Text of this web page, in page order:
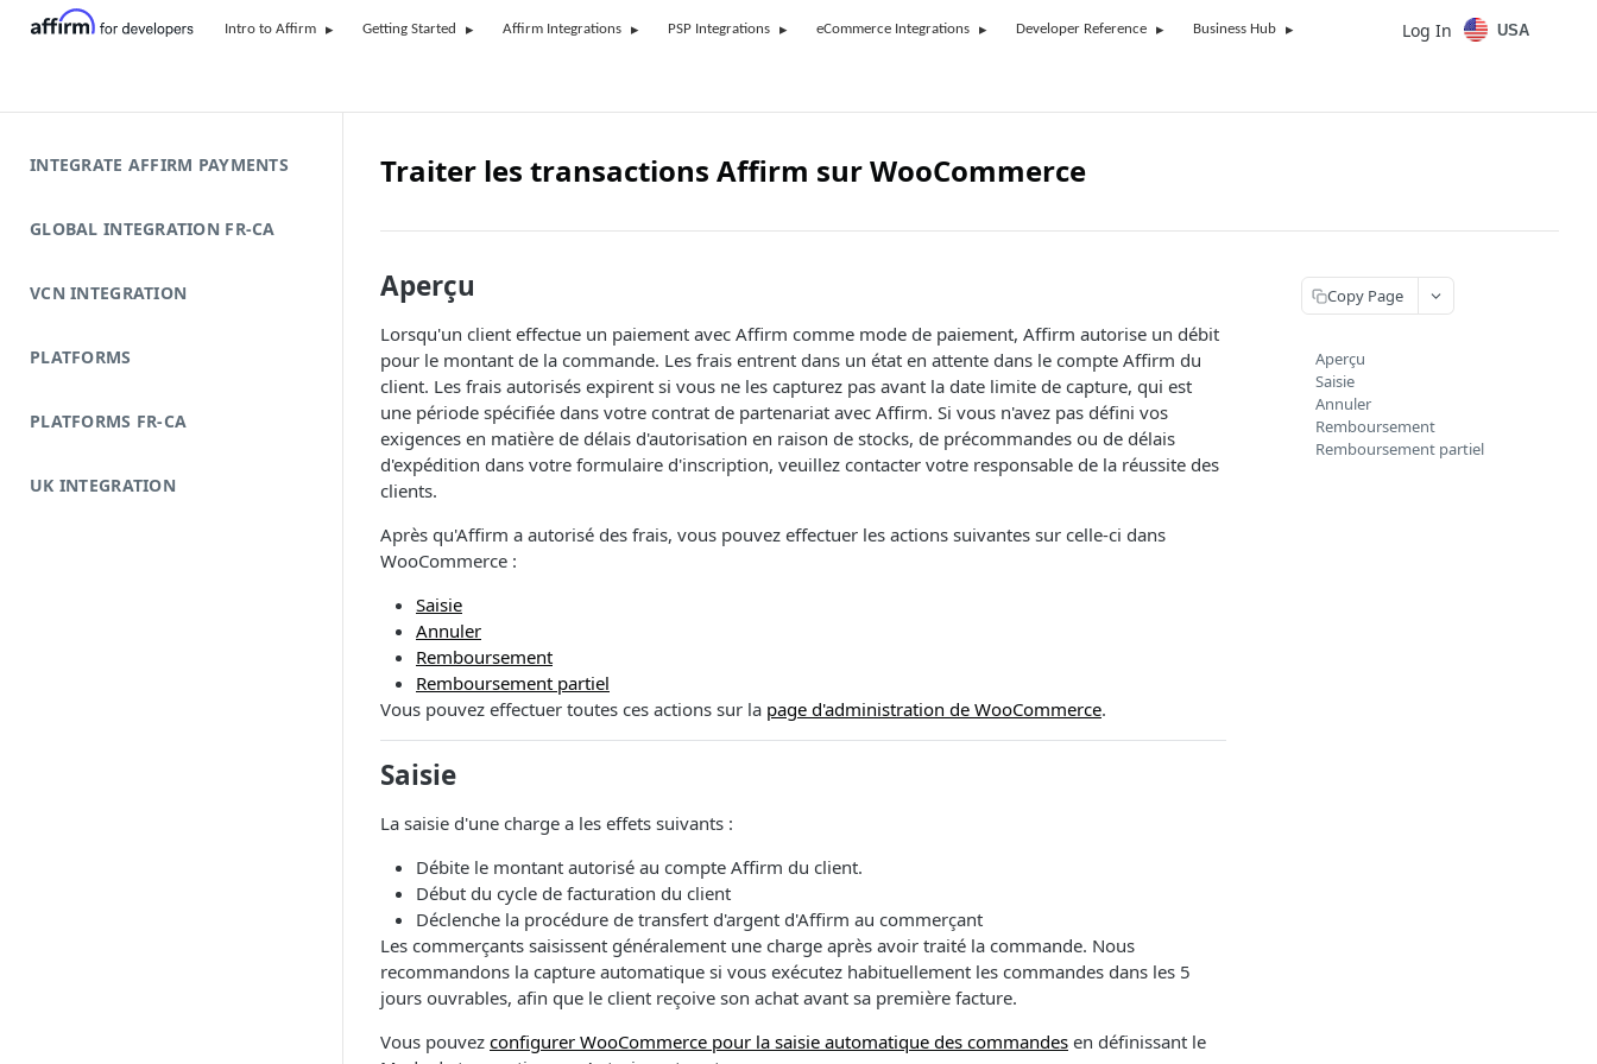
Intro to Affirm Getting Started Affirm Integrations PSP Integrations eCommerce Integrations Developer Reference Business Hub Log In USA
INTEGRATE AFFIRM PAYMENTS
GLOBAL INTEGRATION FR-CA
VCN INTEGRATION
PLATFORMS
PLATFORMS FR-CA
UK INTEGRATION
Traiter les transactions Affirm sur WooCommerce
Aperçu
Lorsqu'un client effectue un paiement avec Affirm comme mode de paiement, Affirm autorise un débit
pour le montant de la commande. Les frais entrent dans un état en attente dans le compte Affirm du
client. Les frais autorisés expirent si vous ne les capturez pas avant la date limite de capture, qui est
une période spécifiée dans votre contrat de partenariat avec Affirm. Si vous n'avez pas défini vos
exigences en matière de délais d'autorisation en raison de stocks, de précommandes ou de délais
d'expédition dans votre formulaire d'inscription, veuillez contacter votre responsable de la réussite des
clients.
Après qu'Affirm a autorisé des frais, vous pouvez effectuer les actions suivantes sur celle-ci dans
WooCommerce :
Saisie
Annuler
Remboursement
Remboursement partiel
Vous pouvez effectuer toutes ces actions sur la page d'administration de WooCommerce.
Saisie
La saisie d'une charge a les effets suivants :
Débite le montant autorisé au compte Affirm du client.
Début du cycle de facturation du client
Déclenche la procédure de transfert d'argent d'Affirm au commerçant
Les commerçants saisissent généralement une charge après avoir traité la commande. Nous
recommandons la capture automatique si vous exécutez habituellement les commandes dans les 5
jours ouvrables, afin que le client reçoive son achat avant sa première facture.
Vous pouvez configurer WooCommerce pour la saisie automatique des commandes en définissant le
Copy Page
Aperçu
Saisie
Annuler
Remboursement
Remboursement partiel